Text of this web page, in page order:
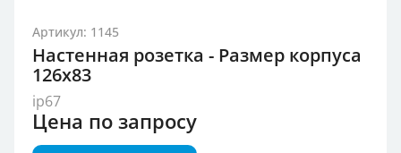
Артикул: 1145
Настенная розетка - Размер корпуса
126x83
ip67
Цена по запросу